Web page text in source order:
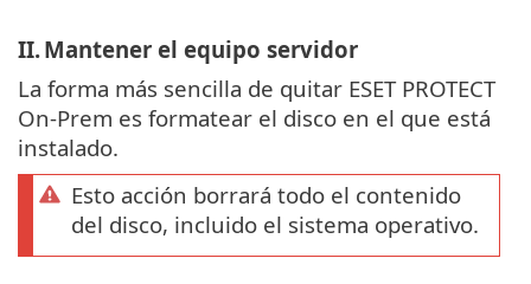
II.Mantener el equipo servidor
La forma más sencilla de quitar ESET PROTECT
On-Prem es formatear el disco en el que está
instalado.
Esto acción borrará todo el contenido
del disco, incluido el sistema operativo.